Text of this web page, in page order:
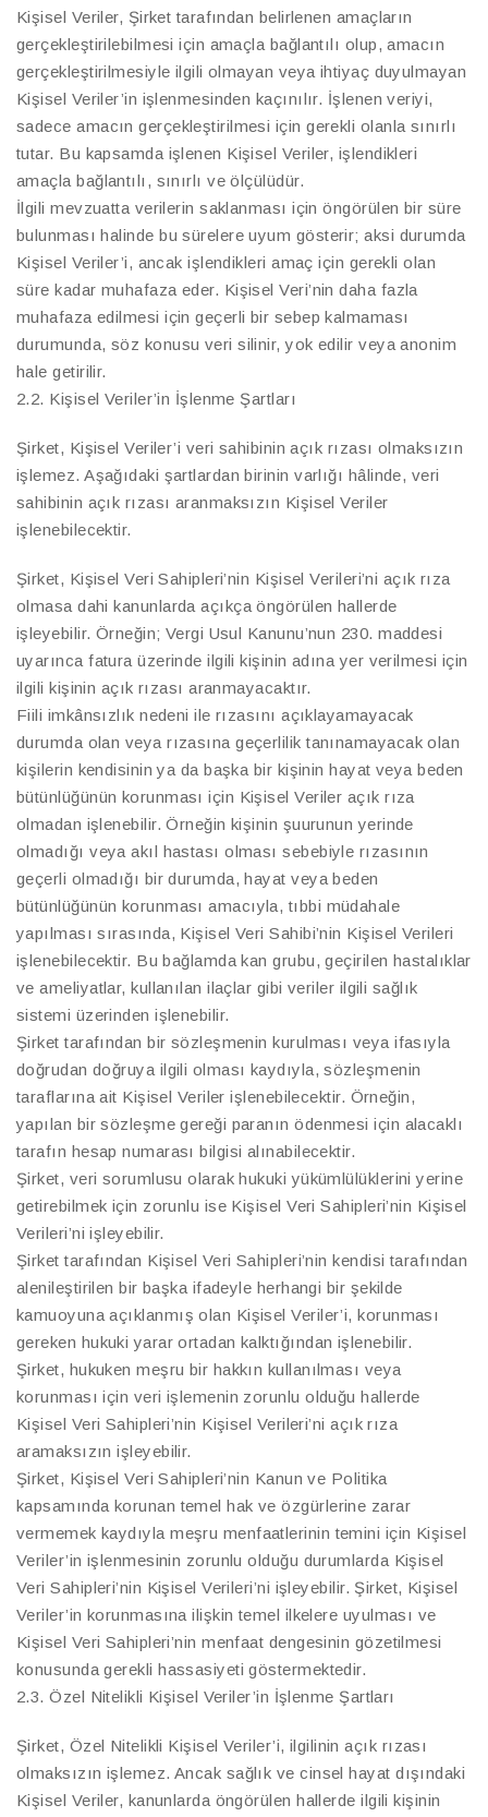
Kişisel Veriler, Şirket tarafından belirlenen amaçların
gerçekleştirilebilmesi için amaçla bağlantılı olup, amacın
gerçekleştirilmesiyle ilgili olmayan veya ihtiyaç duyulmayan
Kişisel Veriler’in işlenmesinden kaçınılır. İşlenen veriyi,
sadece amacın gerçekleştirilmesi için gerekli olanla sınırlı
tutar. Bu kapsamda işlenen Kişisel Veriler, işlendikleri
amaçla bağlantılı, sınırlı ve ölçülüdür.
İlgili mevzuatta verilerin saklanması için öngörülen bir süre
bulunması halinde bu sürelere uyum gösterir; aksi durumda
Kişisel Veriler’i, ancak işlendikleri amaç için gerekli olan
süre kadar muhafaza eder. Kişisel Veri’nin daha fazla
muhafaza edilmesi için geçerli bir sebep kalmaması
durumunda, söz konusu veri silinir, yok edilir veya anonim
hale getirilir.
2.2. Kişisel Veriler’in İşlenme Şartları
Şirket, Kişisel Veriler’i veri sahibinin açık rızası olmaksızın
işlemez. Aşağıdaki şartlardan birinin varlığı hâlinde, veri
sahibinin açık rızası aranmaksızın Kişisel Veriler
işlenebilecektir.
Şirket, Kişisel Veri Sahipleri’nin Kişisel Verileri’ni açık rıza
olmasa dahi kanunlarda açıkça öngörülen hallerde
işleyebilir. Örneğin; Vergi Usul Kanunu’nun 230. maddesi
uyarınca fatura üzerinde ilgili kişinin adına yer verilmesi için
ilgili kişinin açık rızası aranmayacaktır.
Fiili imkânsızlık nedeni ile rızasını açıklayamayacak
durumda olan veya rızasına geçerlilik tanınamayacak olan
kişilerin kendisinin ya da başka bir kişinin hayat veya beden
bütünlüğünün korunması için Kişisel Veriler açık rıza
olmadan işlenebilir. Örneğin kişinin şuurunun yerinde
olmadığı veya akıl hastası olması sebebiyle rızasının
geçerli olmadığı bir durumda, hayat veya beden
bütünlüğünün korunması amacıyla, tıbbi müdahale
yapılması sırasında, Kişisel Veri Sahibi’nin Kişisel Verileri
işlenebilecektir. Bu bağlamda kan grubu, geçirilen hastalıklar
ve ameliyatlar, kullanılan ilaçlar gibi veriler ilgili sağlık
sistemi üzerinden işlenebilir.
Şirket tarafından bir sözleşmenin kurulması veya ifasıyla
doğrudan doğruya ilgili olması kaydıyla, sözleşmenin
taraflarına ait Kişisel Veriler işlenebilecektir. Örneğin,
yapılan bir sözleşme gereği paranın ödenmesi için alacaklı
tarafın hesap numarası bilgisi alınabilecektir.
Şirket, veri sorumlusu olarak hukuki yükümlülüklerini yerine
getirebilmek için zorunlu ise Kişisel Veri Sahipleri’nin Kişisel
Verileri’ni işleyebilir.
Şirket tarafından Kişisel Veri Sahipleri’nin kendisi tarafından
alenileştirilen bir başka ifadeyle herhangi bir şekilde
kamuoyuna açıklanmış olan Kişisel Veriler’i, korunması
gereken hukuki yarar ortadan kalktığından işlenebilir.
Şirket, hukuken meşru bir hakkın kullanılması veya
korunması için veri işlemenin zorunlu olduğu hallerde
Kişisel Veri Sahipleri’nin Kişisel Verileri’ni açık rıza
aramaksızın işleyebilir.
Şirket, Kişisel Veri Sahipleri’nin Kanun ve Politika
kapsamında korunan temel hak ve özgürlerine zarar
vermemek kaydıyla meşru menfaatlerinin temini için Kişisel
Veriler’in işlenmesinin zorunlu olduğu durumlarda Kişisel
Veri Sahipleri’nin Kişisel Verileri’ni işleyebilir. Şirket, Kişisel
Veriler’in korunmasına ilişkin temel ilkelere uyulması ve
Kişisel Veri Sahipleri’nin menfaat dengesinin gözetilmesi
konusunda gerekli hassasiyeti göstermektedir.
2.3. Özel Nitelikli Kişisel Veriler’in İşlenme Şartları
Şirket, Özel Nitelikli Kişisel Veriler’i, ilgilinin açık rızası
olmaksızın işlemez. Ancak sağlık ve cinsel hayat dışındaki
Kişisel Veriler, kanunlarda öngörülen hallerde ilgili kişinin